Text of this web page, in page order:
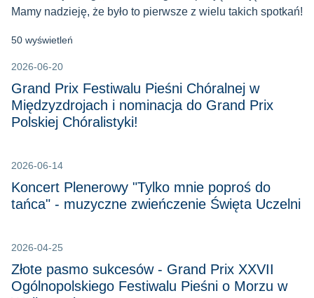
Mamy nadzieję, że było to pierwsze z wielu takich spotkań!
50 wyświetleń
2026-06-20
Grand Prix Festiwalu Pieśni Chóralnej w
Międzyzdrojach i nominacja do Grand Prix
Polskiej Chóralistyki!
2026-06-14
Koncert Plenerowy "Tylko mnie poproś do
tańca" - muzyczne zwieńczenie Święta Uczelni
2026-04-25
Złote pasmo sukcesów - Grand Prix XXVII
Ogólnopolskiego Festiwalu Pieśni o Morzu w